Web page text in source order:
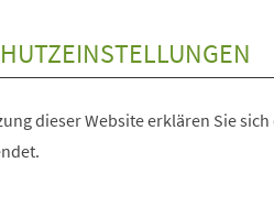
dieser Website erklären Sie